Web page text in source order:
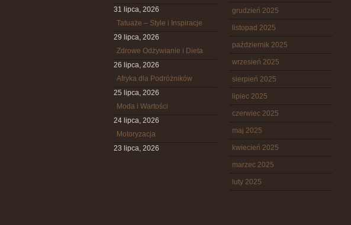
31 lipca, 2026
Tatuaże – Style i Inspiracje
29 lipca, 2026
Zdrowe Odżywianie i Dieta
26 lipca, 2026
Afryka dla Podróżników
25 lipca, 2026
Moda i Wartości
24 lipca, 2026
Motoryzacja
23 lipca, 2026
grudzień 2025
listopad 2025
październik 2025
wrzesień 2025
sierpień 2025
lipiec 2025
czerwiec 2025
maj 2025
kwiecień 2025
marzec 2025
luty 2025